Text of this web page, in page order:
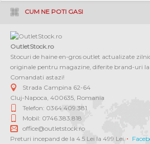
CUM NE POTI GASI
OutletStock.ro
Stocuri de haine en-gros outlet actualizate
originale pentru magazine, diferite brand-uri la
Comandati astazi!
Strada Campina 62-64
Cluj-Napoca 400635 Romania
Telefon: 0364 409.381
Mobil: 0746.383.818
office@outletstock.ro
Preturi incepand de la 4.5 Lei la 499 Lei.